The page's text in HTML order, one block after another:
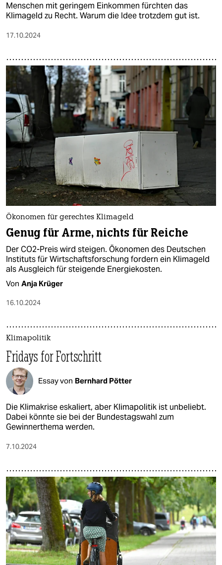
Menschen mit geringem Einkommen fürchten das
Klimageld zu Recht. Warum die Idee trotzdem gut ist.
17.10.2024
Ökonomen für gerechtes Klimageld
Genug für Arme, nichts für Reiche
Der CO2-Preis wird steigen. Ökonomen des Deutschen
Instituts für Wirtschaftsforschung fordern ein Klimageld
als Ausgleich für steigende Energiekosten.
Von Anja Krüger
16.10.2024
Klimapolitik
Fridays for Fortschritt
Essay von Bernhard Pötter
Die Klimakrise eskaliert, aber Klimapolitik ist unbeliebt.
Dabei könnte sie bei der Bundestagswahl zum
Gewinnerthema werden.
7.10.2024